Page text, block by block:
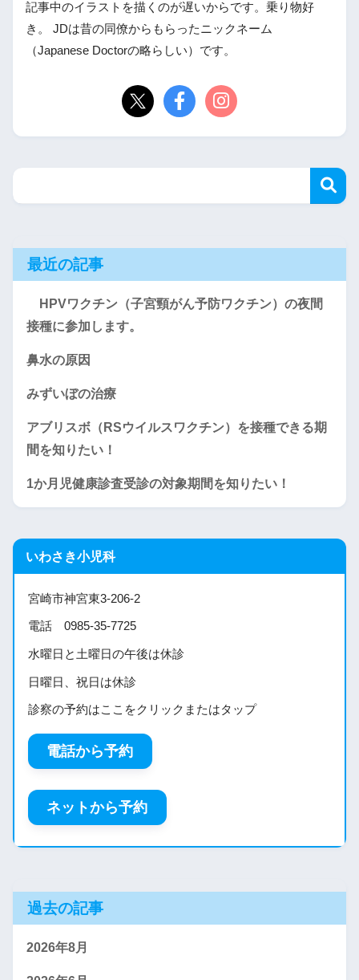
記事中のイラストを描くのが遅いからです。乗り物好
き。 JDは昔の同僚からもらったニックネーム
（Japanese Doctorの略らしい）です。
最近の記事
HPVワクチン（子宮頸がん予防ワクチン）の夜間
接種に参加します。
鼻水の原因
みずいぼの治療
アブリスボ（RSウイルスワクチン）を接種できる期
間を知りたい！
1か月児健康診査受診の対象期間を知りたい！
いわさき小児科
宮崎市神宮東3-206-2
電話 0985-35-7725
水曜日と土曜日の午後は休診
日曜日、祝日は休診
診察の予約はここをクリックまたはタップ
電話から予約
ネットから予約
過去の記事
2026年8月